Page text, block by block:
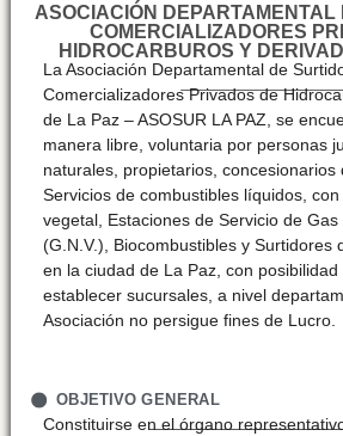
ASOCIACIÓN DEPARTAMENTAL
COMERCIALIZADORES
HIDROCARBUROS Y
La Asociación Departamental de
Comercializadores Privados de
de La Paz – ASOSUR LA PAZ, se
manera libre, voluntaria por personas
naturales, propietarios, concesionarios
Servicios de combustibles líquidos,
vegetal, Estaciones de Servicio de
(G.N.V.), Biocombustibles y Surtidores
en la ciudad de La Paz, con
establecer sucursales, a nivel
Asociación no persigue fines de Lucro.
OBJETIVO GENERAL
Constituirse en el órgano